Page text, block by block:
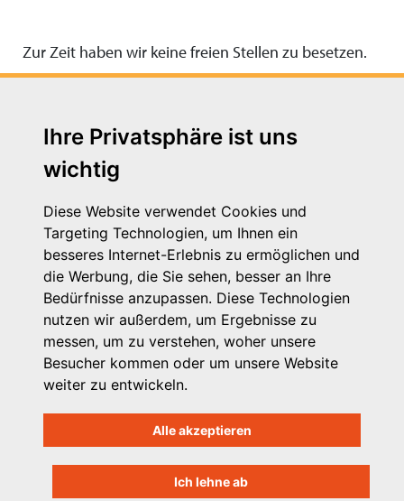
Ihre Privatsphäre ist uns
wichtig
Diese Website verwendet Cookies und
Targeting Technologien, um Ihnen ein
besseres Internet-Erlebnis zu ermöglichen und
die Werbung, die Sie sehen, besser an Ihre
Bedürfnisse anzupassen. Diese Technologien
nutzen wir außerdem, um Ergebnisse zu
messen, um zu verstehen, woher unsere
Besucher kommen oder um unsere Website
weiter zu entwickeln.
Alle akzeptieren
Ich lehne ab
Zur Zeit haben wir keine freien Stellen zu besetzen.
Michaelkirchstr. 17/18
10179 Berlin
Telefon: 030 – 58 58 17 16 01
E-Mail: info@vpk.de
Mehr Informationen: www.vpk.de
Hilfe